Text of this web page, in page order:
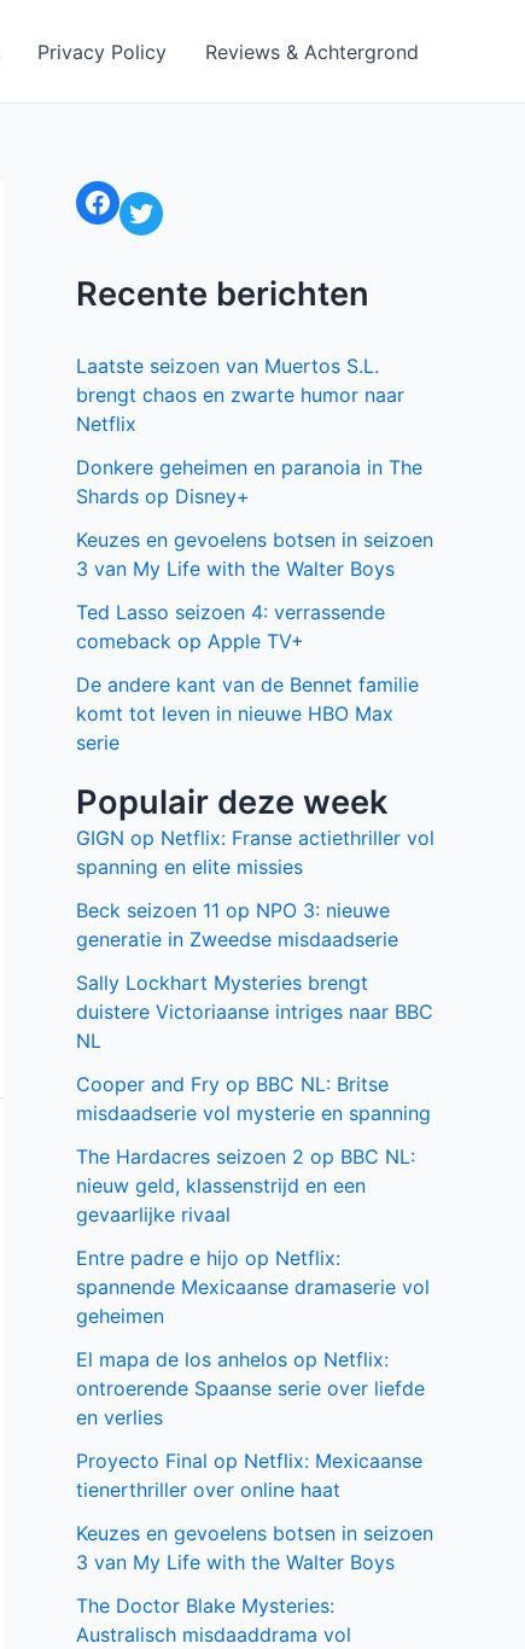
Privacy Policy Reviews & Achtergrond
Facebook Twitter
Recente berichten
Laatste seizoen van Muertos S.L.
brengt chaos en zwarte humor naar
Netflix
Donkere geheimen en paranoia in The
Shards op Disney+
Keuzes en gevoelens botsen in seizoen
3 van My Life with the Walter Boys
Ted Lasso seizoen 4: verrassende
comeback op Apple TV+
De andere kant van de Bennet familie
komt tot leven in nieuwe HBO Max
serie
Populair deze week
GIGN op Netflix: Franse actiethriller vol
spanning en elite missies
Beck seizoen 11 op NPO 3: nieuwe
generatie in Zweedse misdaadserie
Sally Lockhart Mysteries brengt
duistere Victoriaanse intriges naar BBC
NL
Cooper and Fry op BBC NL: Britse
misdaadserie vol mysterie en spanning
The Hardacres seizoen 2 op BBC NL:
nieuw geld, klassenstrijd en een
gevaarlijke rivaal
Entre padre e hijo op Netflix:
spannende Mexicaanse dramaserie vol
geheimen
El mapa de los anhelos op Netflix:
ontroerende Spaanse serie over liefde
en verlies
Proyecto Final op Netflix: Mexicaanse
tienerthriller over online haat
Keuzes en gevoelens botsen in seizoen
3 van My Life with the Walter Boys
The Doctor Blake Mysteries:
Australisch misdaaddrama vol